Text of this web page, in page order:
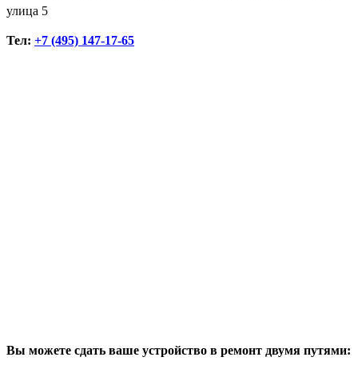
улица 5
Тел: +7 (495) 147-17-65
Вы можете сдать ваше устройство в ремонт двумя путями: